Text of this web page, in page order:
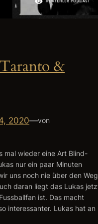
&
2020—von
mal wieder eine Art Blind-
nur ein paar Minuten
uns noch nie über den Weg
daran liegt das Lukas
ist. Das macht
interessanter. Lukas hat an